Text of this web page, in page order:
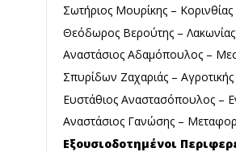
Σωτήριος Μουρίκης – Κορινθίας
Θεόδωρος Βερούτης – Λακωνίας
Αναστάσιος Αδαμόπουλος –
Σπυρίδων Ζαχαριάς – Αγροτικής
Ευστάθιος Αναστασόπουλος –
Αναστάσιος Γανώσης –
Εξουσιοδοτημένοι